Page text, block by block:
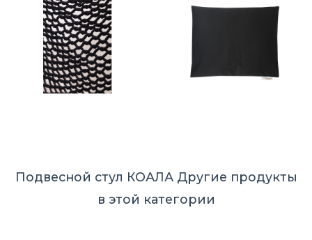
Подвесной стул КОАЛА Другие продукты
в этой категории